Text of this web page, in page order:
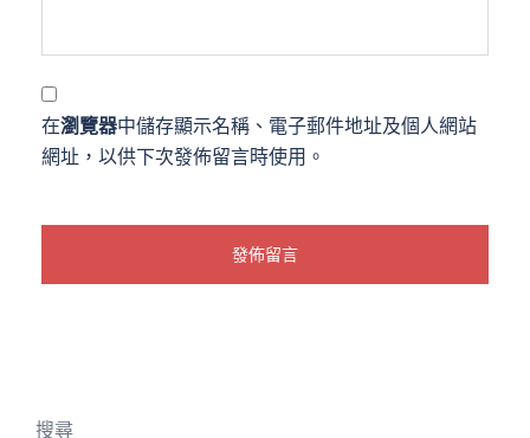
在瀏覽器中儲存顯示名稱、電子郵件地址及個人網站
網址，以供下次發佈留言時使用。
搜尋